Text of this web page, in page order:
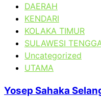
DAERAH
KENDARI
KOLAKA TIMUR
SULAWESI
Uncategorized
UTAMA
Yosep Sahaka